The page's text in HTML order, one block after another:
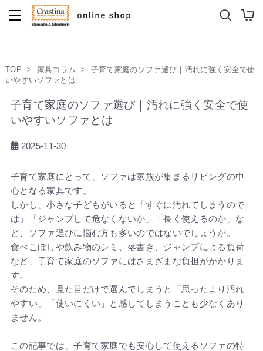
ダイニングテーブルセット
TOP > 家具コラム >
子育て家庭のソファ選び｜汚れに強く安全で使
いやすいソファとは
子育て家庭のソファ選び｜汚れに強く安全で使
いやすいソファとは
2025-11-30
子育て家庭にとって、ソファは家族が集まるリビングの中
心となる家具です。
しかし、小さな子どもがいると「すぐに汚れてしまうので
は」「ジャンプして危なくないか」「長く使えるのか」な
ど、ソファ選びに悩む方も多いのではないでしょうか。
食べこぼしや飲み物のシミ、落書き、ジャンプによる負荷
など、子育て家庭のソファにはさまざまな負担がかかりま
す。
そのため、見た目だけで選んでしまうと「思ったより汚れ
やすい」「使いにくい」と感じてしまうことも少なくあり
ません。
この記事では、子育て家庭でも安心して使えるソファの特